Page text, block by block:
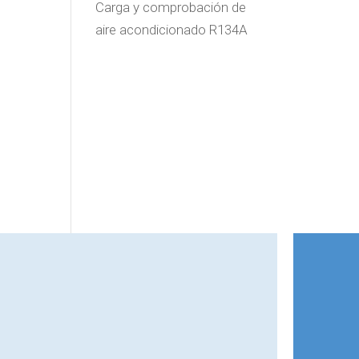
Carga y comprobación de
aire acondicionado R134A